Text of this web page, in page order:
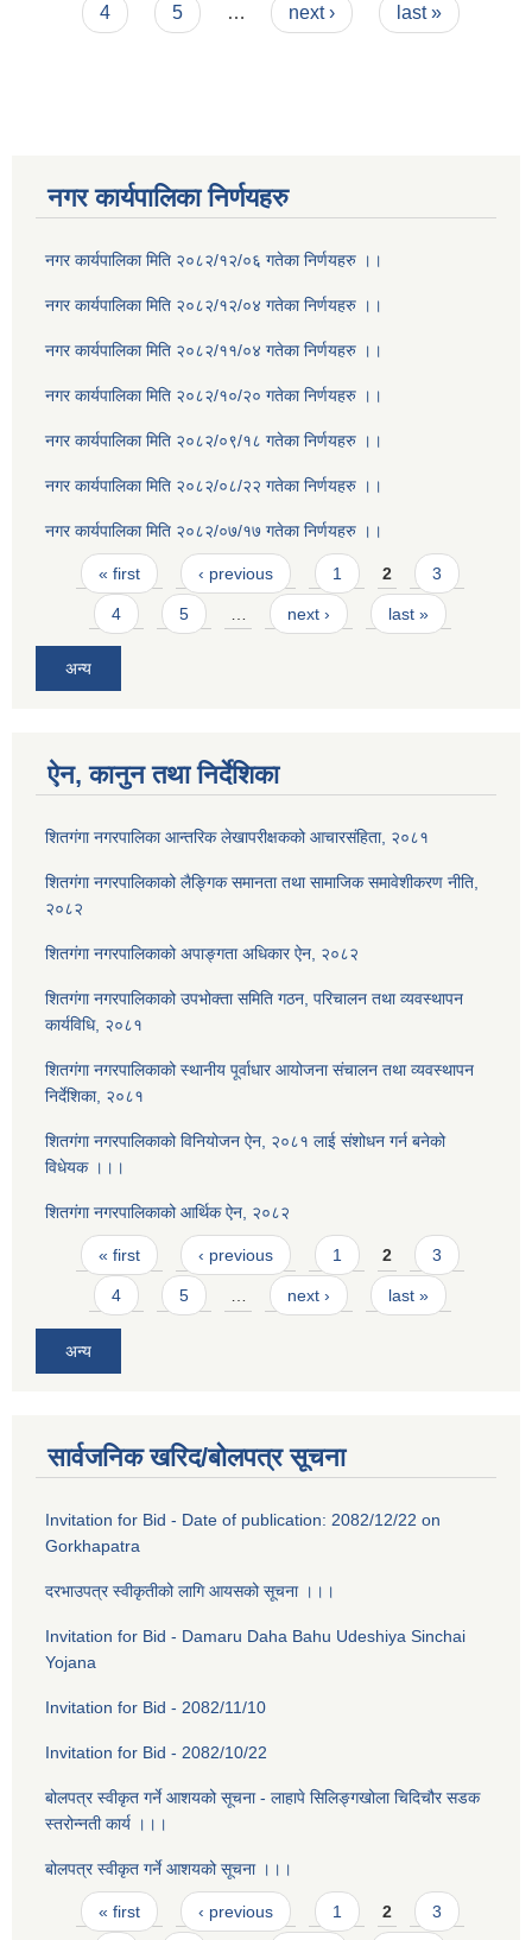
4
5 … next › last »
नगर कार्यपालिका निर्णयहरु
नगर कार्यपालिका मिति २०८२/१२/०६ गतेका निर्णयहरु ।।
नगर कार्यपालिका मिति २०८२/१२/०४ गतेका निर्णयहरु ।।
नगर कार्यपालिका मिति २०८२/११/०४ गतेका निर्णयहरु ।।
नगर कार्यपालिका मिति २०८२/१०/२० गतेका निर्णयहरु ।।
नगर कार्यपालिका मिति २०८२/०९/१८ गतेका निर्णयहरु ।।
नगर कार्यपालिका मिति २०८२/०८/२२ गतेका निर्णयहरु ।।
नगर कार्यपालिका मिति २०८२/०७/१७ गतेका निर्णयहरु ।।
Pages
« first ‹ previous 1 2 3
4 5 next › last »
अन्य
ऐन, कानुन तथा निर्देशिका
शितगंगा नगरपालिका आन्तरिक लेखापरीक्षकको आचारसंहिता, २०८१
शितगंगा नगरपालिकाको लैङ्गिक समानता तथा सामाजिक समावेशीकरण नीति,
२०८२
शितगंगा नगरपालिकाको अपाङ्गता अधिकार ऐन, २०८२
शितगंगा नगरपालिकाको उपभोक्ता समिति गठन, परिचालन तथा व्यवस्थापन
कार्यविधि, २०८१
शितगंगा नगरपालिकाको स्थानीय पूर्वाधार आयोजना संचालन तथा व्यवस्थापन
निर्देशिका, २०८१
शितगंगा नगरपालिकाको विनियोजन ऐन, २०८१ लाई संशोधन गर्न बनेको
विधेयक ।।।
शितगंगा नगरपालिकाको आर्थिक ऐन, २०८२
Pages
« first ‹ previous 1 2 3
4 5 … next › last »
अन्य
सार्वजनिक खरिद/बोलपत्र सूचना
Invitation for Bid - Date of publication: 2082/12/22 on
Gorkhapatra
दरभाउपत्र स्वीकृतीको लागि आयसको सूचना ।।।
Invitation for Bid - Damaru Daha Bahu Udeshiya Sinchai
Yojana
Invitation for Bid - 2082/11/10
Invitation for Bid - 2082/10/22
बोलपत्र स्वीकृत गर्ने आशयको सूचना - लाहापे सिलिङ्गखोला चिदिचौर सडक
स्तरोन्नती कार्य ।।।
बोलपत्र स्वीकृत गर्ने आशयको सूचना ।।।
Pages
« first ‹ previous 1 2 3